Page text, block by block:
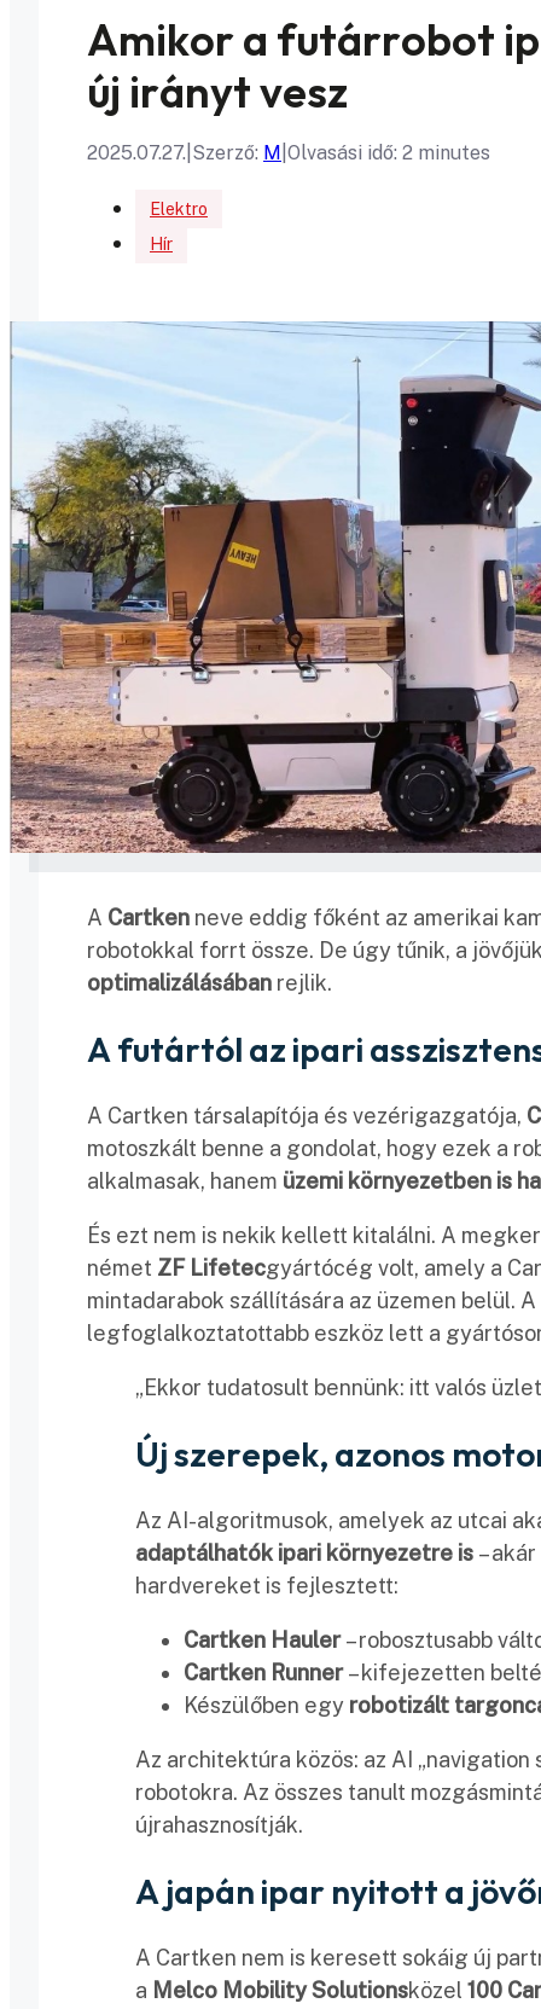
Amikor a futárrobot
új irányt vesz
2025.07.27. Szerző: M Olvasási idő: 2 minutes
Elektro
Hír
A Cartken neve eddig főként az amerikai
robotokkal forrt össze. De úgy tűnik, a
optimalizálásában rejlik.
A futártól az ipari
A Cartken társalapítója és vezérigazgatója,
motoszkált benne a gondolat, hogy ezek a
alkalmasak, hanem üzemi környezetben is
És ezt nem is nekik kellett kitalálni. A
német ZF Lifetecgyártócég volt, amely a
mintadarabok szállítására az üzemen belül.
legfoglalkoztatottabb eszköz lett a
„Ekkor tudatosult bennünk: itt valós
Új szerepek, azonos
Az AI-algoritmusok, amelyek az utcai
adaptálhatók ipari környezetre is –
hardvereket is fejlesztett:
Cartken Hauler– robosztusabb
Cartken Runner– kifejezetten
Készülőben egy robotizált
Az architektúra közös: az AI
robotokra. Az összes tanult
újrahasznosítják.
A japán ipar nyitott a
A Cartken nem is keresett sokáig új
a Melco Mobility Solutionsközel 100